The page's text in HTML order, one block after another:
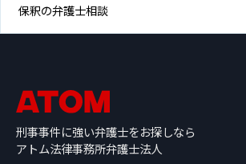
保釈の弁護士相談
刑事事件に強い弁護士をお探しなら
アトム法律事務所弁護士法人